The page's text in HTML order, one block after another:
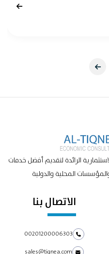
الرائدة لتقديم أفضل خدمات
المحلية والدولية
الاتصال بنا
00201200006303
sales@tiqnea.com